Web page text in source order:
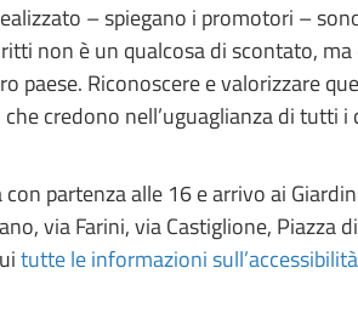
– spiegano i promotori –
non è un qualcosa di scontato,
paese. Riconoscere e valorizzare
credono nell’uguaglianza di tutti i
partenza alle 16 e arrivo ai
via Farini, via Castiglione, Piazza
tutte le informazioni